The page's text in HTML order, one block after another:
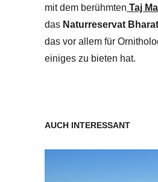
mit dem berühmten Taj
das Naturreservat
das vor allem für
einiges zu bieten hat.
AUCH INTERESSANT